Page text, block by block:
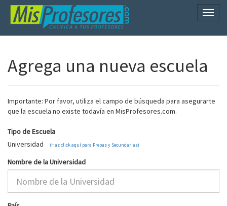
Agrega una nueva escuela
Importante: Por favor, utiliza el campo de búsqueda para asegurarte
que la escuela no existe todavía en MisProfesores.com.
Tipo de Escuela
Universidad
(Haz click aquí para Prepas y Secundarias)
Nombre de la Universidad